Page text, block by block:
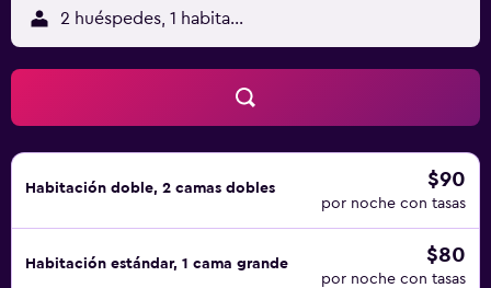
2 huéspedes, 1 habitación
Habitación doble, 2 camas dobles $90
por noche con tasas
Habitación estándar, 1 cama grande $80
por noche con tasas